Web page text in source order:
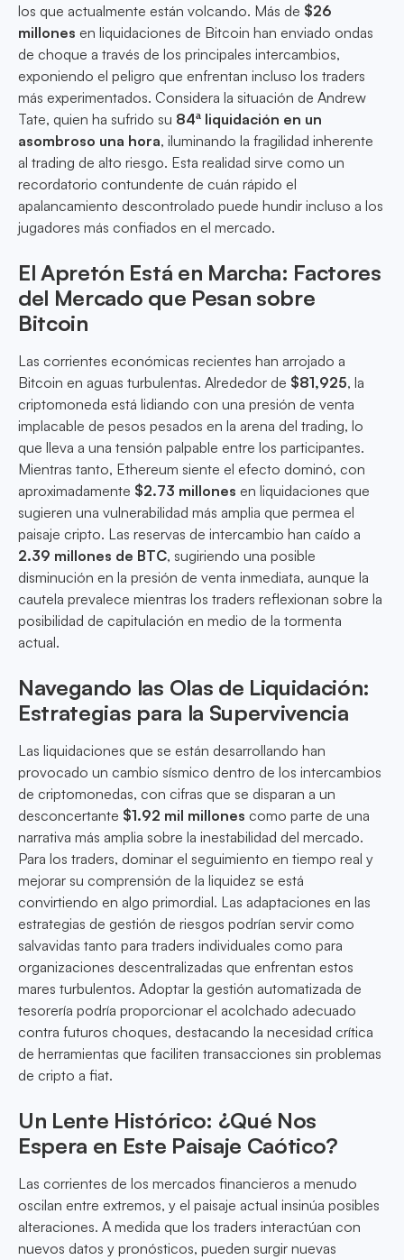
los que actualmente están volcando. Más de $26
millones en liquidaciones de Bitcoin han enviado ondas
de choque a través de los principales intercambios,
exponiendo el peligro que enfrentan incluso los traders
más experimentados. Considera la situación de Andrew
Tate, quien ha sufrido su 84ª liquidación en un
asombroso una hora, iluminando la fragilidad inherente
al trading de alto riesgo. Esta realidad sirve como un
recordatorio contundente de cuán rápido el
apalancamiento descontrolado puede hundir incluso a los
jugadores más confiados en el mercado.
El Apretón Está en Marcha: Factores
del Mercado que Pesan sobre
Bitcoin
Las corrientes económicas recientes han arrojado a
Bitcoin en aguas turbulentas. Alrededor de $81,925, la
criptomoneda está lidiando con una presión de venta
implacable de pesos pesados en la arena del trading, lo
que lleva a una tensión palpable entre los participantes.
Mientras tanto, Ethereum siente el efecto dominó, con
aproximadamente $2.73 millones en liquidaciones que
sugieren una vulnerabilidad más amplia que permea el
paisaje cripto. Las reservas de intercambio han caído a
2.39 millones de BTC, sugiriendo una posible
disminución en la presión de venta inmediata, aunque la
cautela prevalece mientras los traders reflexionan sobre la
posibilidad de capitulación en medio de la tormenta
actual.
Navegando las Olas de Liquidación:
Estrategias para la Supervivencia
Las liquidaciones que se están desarrollando han
provocado un cambio sísmico dentro de los intercambios
de criptomonedas, con cifras que se disparan a un
desconcertante $1.92 mil millones como parte de una
narrativa más amplia sobre la inestabilidad del mercado.
Para los traders, dominar el seguimiento en tiempo real y
mejorar su comprensión de la liquidez se está
convirtiendo en algo primordial. Las adaptaciones en las
estrategias de gestión de riesgos podrían servir como
salvavidas tanto para traders individuales como para
organizaciones descentralizadas que enfrentan estos
mares turbulentos. Adoptar la gestión automatizada de
tesorería podría proporcionar el acolchado adecuado
contra futuros choques, destacando la necesidad crítica
de herramientas que faciliten transacciones sin problemas
de cripto a fiat.
Un Lente Histórico: ¿Qué Nos
Espera en Este Paisaje Caótico?
Las corrientes de los mercados financieros a menudo
oscilan entre extremos, y el paisaje actual insinúa posibles
alteraciones. A medida que los traders interactúan con
nuevos datos y pronósticos, pueden surgir nuevas